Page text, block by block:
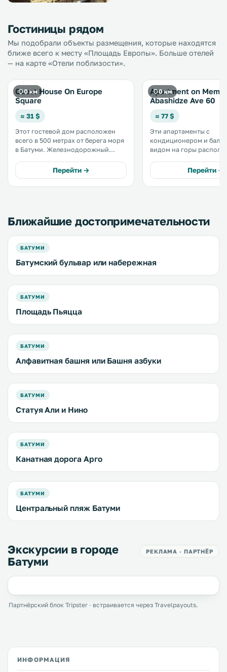
Гостиницы рядом
Мы подобрали объекты размещения, которые находятся
ближе всего к месту «Площадь Европы». Больше отелей
— на карте «Отели поблизости».
0 км
Guest House On Europe
Square
≈ 31 $
Этот гостевой дом расположен
всего в 500 метрах от берега моря
в Батуми. Железнодорожный
Все номера гостевого дома
оснащены кондиционером и
телевизором с плоским экраном и
Перейти →
0 км
Apartment on
Abashidze Ave 60
≈ 77 $
Эти апартаменты с
кондиционером и
видом на горы
площади Европы. Из окон
открывается вид на
Расстояние до
Перейти →
Ближайшие достопримечательности
БАТУМИ
Батумский бульвар или набережная
БАТУМИ
Площадь Пьяцца
БАТУМИ
Алфавитная башня или Башня азбуки
БАТУМИ
Статуя Али и Нино
БАТУМИ
Канатная дорога Арго
БАТУМИ
Центральный пляж Батуми
Экскурсии в городе
Батуми
РЕКЛАМА · ПАРТНЁР
Партнёрский блок Tripster · встраивается через Travelpayouts.
ИНФОРМАЦИЯ